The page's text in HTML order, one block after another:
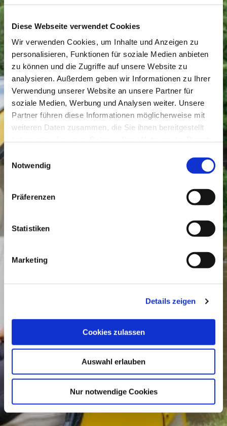
Diese Webseite verwendet Cookies
Wir verwenden Cookies, um Inhalte und Anzeigen zu
personalisieren, Funktionen für soziale Medien anbieten
zu können und die Zugriffe auf unsere Website zu
analysieren. Außerdem geben wir Informationen zu Ihrer
Verwendung unserer Website an unsere Partner für
soziale Medien, Werbung und Analysen weiter. Unsere
Partner führen diese Informationen möglicherweise mit
weiteren Daten zusammen, die Sie ihnen bereitgestellt
Einwilligungsauswahl
Notwendig
Präferenzen
Statistiken
Marketing
Details zeigen
Cookies zulassen
Auswahl erlauben
Nur notwendige Cookies